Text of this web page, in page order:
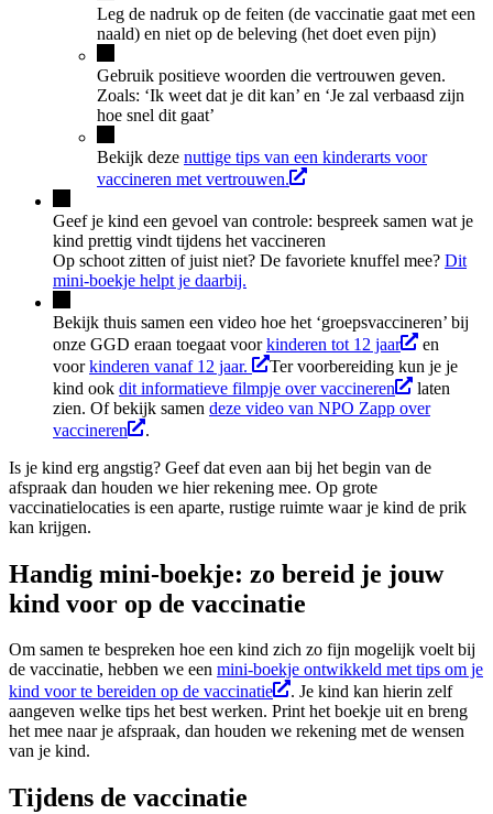
Leg de nadruk op de feiten (de vaccinatie gaat met een
naald) en niet op de beleving (het doet even pijn)
Gebruik positieve woorden die vertrouwen geven.
Zoals: ‘Ik weet dat je dit kan’ en ‘Je zal verbaasd zijn
hoe snel dit gaat’
Bekijk deze nuttige tips van een kinderarts voor
vaccineren met vertrouwen.
Geef je kind een gevoel van controle: bespreek samen wat je
kind prettig vindt tijdens het vaccineren
Op schoot zitten of juist niet? De favoriete knuffel mee? Dit
mini-boekje helpt je daarbij.
Bekijk thuis samen een video hoe het ‘groepsvaccineren’ bij
onze GGD eraan toegaat voorkinderen tot 12 jaar
en
voorkinderen vanaf 12 jaar.
Ter voorbereiding kun je je
kind ook dit informatieve filmpje over vaccineren
laten
zien. Of bekijk samen deze video van NPO Zapp over
vaccineren
.
Is je kind erg angstig? Geef dat even aan bij het begin van de
afspraak dan houden we hier rekening mee. Op grote
vaccinatielocaties is een aparte, rustige ruimte waar je kind de prik
kan krijgen.
Handig mini-boekje: zo bereid je jouw
kind voor op de vaccinatie
Om samen te bespreken hoe een kind zich zo fijn mogelijk voelt bij
de vaccinatie, hebben we een mini-boekje ontwikkeld met tips om je
kind voor te bereiden op de vaccinatie
. Je kind kan hierin zelf
aangeven welke tips het best werken. Print het boekje uit en breng
het mee naar je afspraak, dan houden we rekening met de wensen
van je kind.
Tijdens de vaccinatie